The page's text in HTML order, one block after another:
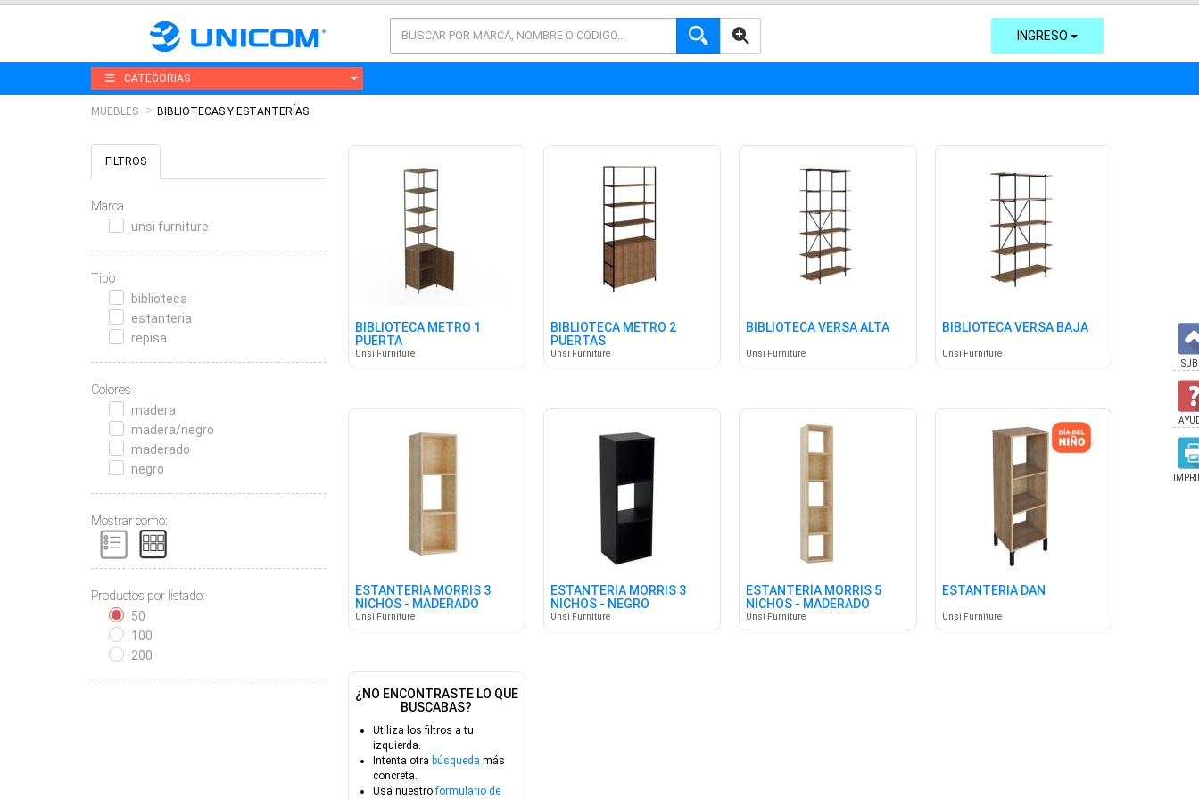
AVANZADA INGRESO
CATEGORIAS
MUEBLES BIBLIOTECAS Y ESTANTERÍAS
FILTROS
Marca
unsi furniture
Tipo
biblioteca
estanteria
repisa
Colores
madera
madera/negro
maderado
negro
Mostrar como:
Productos por listado:
50
100
200
BIBLIOTECA METRO 1
PUERTA
Unsi Furniture
BIBLIOTECA METRO 2
PUERTAS
Unsi Furniture
BIBLIOTECA VERSA ALTA
Unsi Furniture
BIBLIOTECA VERSA BAJA
Unsi Furniture
ESTANTERÍA MORRIS 3
NICHOS - MADERADO
Unsi Furniture
ESTANTERÍA MORRIS 3
NICHOS - NEGRO
Unsi Furniture
ESTANTERÍA MORRIS 5
NICHOS - MADERADO
Unsi Furniture
ESTANTERIA DAN
Unsi Furniture
¿NO ENCONTRASTE LO QUE
BUSCABAS?
Utiliza los filtros a tu
izquierda.
Intenta otra búsqueda más
concreta.
Usa nuestroformulario de